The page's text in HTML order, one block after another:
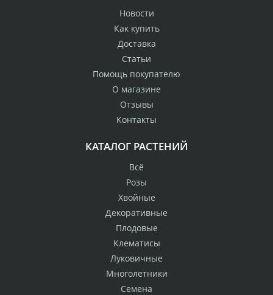
Новости
Как купить
Доставка
Статьи
Помощь покупателю
О магазине
Отзывы
Контакты
КАТАЛОГ РАСТЕНИЙ
Всё
Розы
Хвойные
Декоративные
Плодовые
Клематисы
Луковичные
Многолетники
Семена